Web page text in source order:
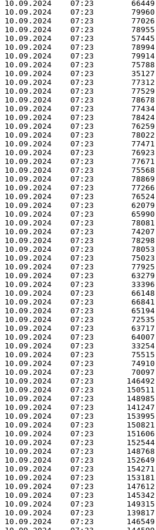
10.09.2024    07:23        66449
10.09.2024    07:23        79960
10.09.2024    07:23        77026
10.09.2024    07:23        78955
10.09.2024    07:23        57445
10.09.2024    07:23        78994
10.09.2024    07:23        79914
10.09.2024    07:23        75788
10.09.2024    07:23        35127
10.09.2024    07:23        77312
10.09.2024    07:23        77529
10.09.2024    07:23        78678
10.09.2024    07:23        77434
10.09.2024    07:23        78424
10.09.2024    07:23        76259
10.09.2024    07:23        78022
10.09.2024    07:23        77471
10.09.2024    07:23        76923
10.09.2024    07:23        77671
10.09.2024    07:23        75568
10.09.2024    07:23        78869
10.09.2024    07:23        77266
10.09.2024    07:23        76524
10.09.2024    07:23        62079
10.09.2024    07:23        65990
10.09.2024    07:23        78081
10.09.2024    07:23        74207
10.09.2024    07:23        78298
10.09.2024    07:23        78053
10.09.2024    07:23        75023
10.09.2024    07:23        77925
10.09.2024    07:23        63279
10.09.2024    07:23        33396
10.09.2024    07:23        66148
10.09.2024    07:23        66841
10.09.2024    07:23        65194
10.09.2024    07:23        72535
10.09.2024    07:23        63717
10.09.2024    07:23        64007
10.09.2024    07:23        33254
10.09.2024    07:23        75515
10.09.2024    07:23        74910
10.09.2024    07:23        70097
10.09.2024    07:23       146492
10.09.2024    07:23       150511
10.09.2024    07:23       148985
10.09.2024    07:23       141247
10.09.2024    07:23       153995
10.09.2024    07:23       150821
10.09.2024    07:23       151606
10.09.2024    07:23       152544
10.09.2024    07:23       148768
10.09.2024    07:23       152649
10.09.2024    07:23       154271
10.09.2024    07:23       153181
10.09.2024    07:23       147612
10.09.2024    07:23       145342
10.09.2024    07:23       149315
10.09.2024    07:23       139817
10.09.2024    07:23       146549